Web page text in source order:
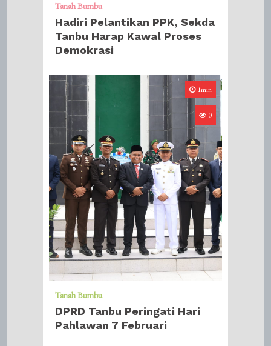
Tanah Bumbu
Hadiri Pelantikan PPK, Sekda
Tanbu Harap Kawal Proses
Demokrasi
1min
0
Tanah Bumbu
DPRD Tanbu Peringati Hari
Pahlawan 7 Februari